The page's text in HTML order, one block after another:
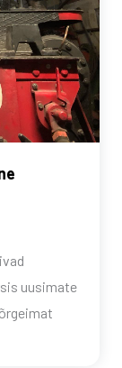
uusimate